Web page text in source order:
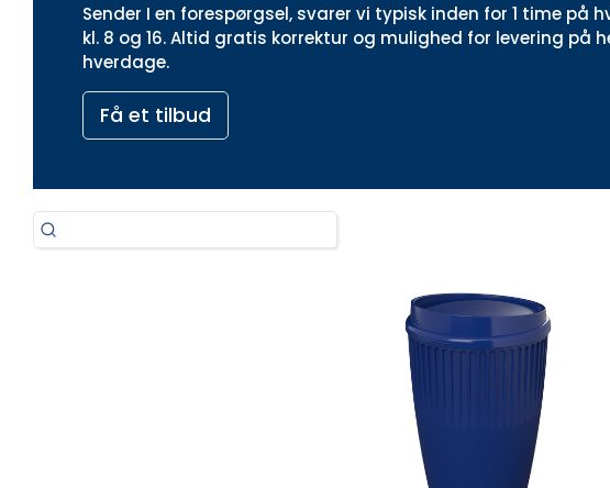
Sender I en forespørgsel, svarer vi typisk inden for 1 time på
kl. 8 og 16. Altid gratis korrektur og mulighed for levering på
hverdage.
Få et tilbud